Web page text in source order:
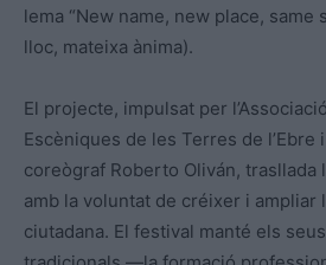
lema “New name, new place, same
lloc, mateixa ànima).
El projecte, impulsat per
Escèniques de les Terres de l’Ebre
coreògraf Roberto Oliván, trasllada
amb la voluntat de créixer i ampliar
ciutadana. El festival manté els